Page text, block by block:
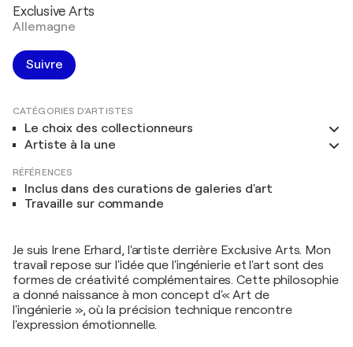
Exclusive Arts
Allemagne
Suivre
CATÉGORIES D'ARTISTES
Le choix des collectionneurs
Artiste à la une
RÉFÉRENCES
Inclus dans des curations de galeries d'art
Travaille sur commande
Je suis Irene Erhard, l'artiste derrière Exclusive Arts. Mon
travail repose sur l'idée que l'ingénierie et l'art sont des
formes de créativité complémentaires. Cette philosophie
a donné naissance à mon concept d'« Art de
l'ingénierie », où la précision technique rencontre
l'expression émotionnelle.